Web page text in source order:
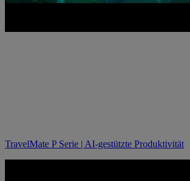
TravelMate P Serie | AI-gestützte Produktivität